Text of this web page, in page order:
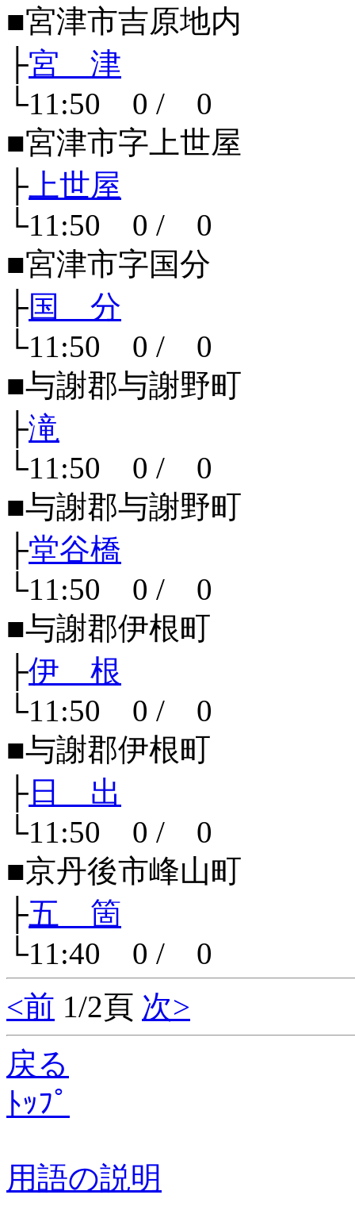
■宮津市吉原地内
├宮 津
└11:50 0 / 0
■宮津市字上世屋
├ 上世屋
└11:50 0 / 0
■宮津市字国分
├国 分
└11:50 0 / 0
■与謝郡与謝野町
├滝
└11:50 0 / 0
■与謝郡与謝野町
├堂谷橋
└11:50 0 / 0
■与謝郡伊根町
├伊 根
└11:50 0 / 0
■与謝郡伊根町
├ 日 出
└11:50 0 / 0
■京丹後市峰山町
├五 箇
└11:40 0 / 0
<前 1/2頁 次>
戻る
ﾄｯﾌﾟ
用語の説明